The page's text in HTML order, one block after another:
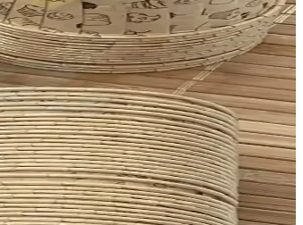
etmenize yardımcı olur.
kolay bir mutfak gerecidir.
büyük partilerde de ideal bir seçim.
granit benzeri iç yüzey yapışmayı azaltır ve